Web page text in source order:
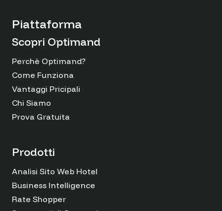
Piattaforma
Scopri Optimand
Perchè Optimand?
Come Funziona
Vantaggi Pricipali
Chi Siamo
Prova Gratuita
Prodotti
Analisi Sito Web Hotel
Business Intelligence
Rate Shopper